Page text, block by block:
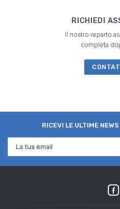
RICHIEDI
Il nostro reparto
completa
RICEVI LE ULTIME